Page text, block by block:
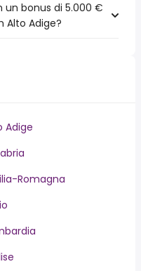
un bonus di 5.000 €
Alto Adige?
Adige
Romagna